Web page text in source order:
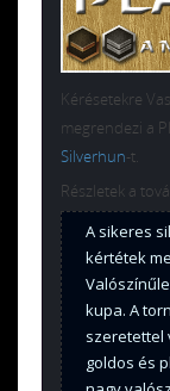
Kérésetekre
megrendezi a
Silverhun-t.
Részletek a
A sikeres
kértétek
kupa. A
szeretettel
goldos és